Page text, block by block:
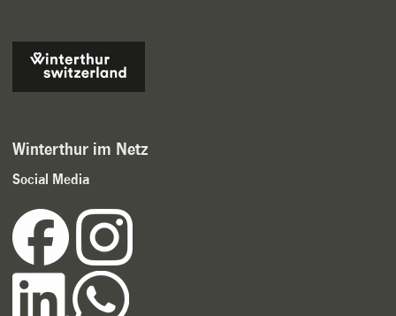
Winterthur im Netz
Social Media